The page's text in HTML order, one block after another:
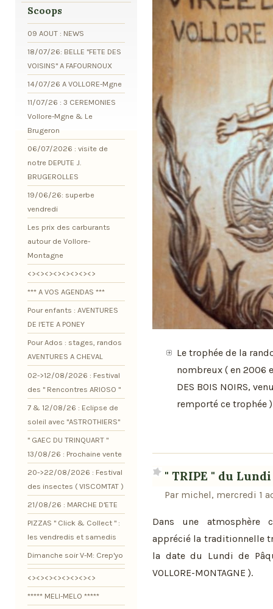
Le trophée de la
nombreux ( en 2006
DES BOIS NOIRS,
remporté ce trophée )
" TRIPE " du
Par michel, mercredi 1
Dans une atmosphère
apprécié la traditionnelle
la date du Lundi de
VOLLORE-MONTAGNE ).
Scoops
09 AOUT : NEWS
18/07/26: BELLE "FETE DES
VOISINS" A FAFOURNOUX
14/07/26 A VOLLORE-Mgne
11/07/26 : 3 CEREMONIES
Vollore-Mgne & Le
Brugeron
06/07/2026 : visite de
notre DEPUTE J.
BRUGEROLLES
19/06/26: superbe
vendredi
Les prix des carburants
autour de Vollore-
Montagne
<><><><><><><><>
*** A VOS AGENDAS ***
Pour enfants : AVENTURES
DE l'ETE A PONEY
Pour Ados : stages, randos
AVENTURES A CHEVAL
02->12/08/2026 : Festival
des " Rencontres ARIOSO "
7 & 12/08/26 : Eclipse de
soleil avec "ASTROTHIERS"
" GAEC DU TRINQUART "
13/08/26 : Prochaine vente
20->22/08/2026 : Festival
des insectes ( VISCOMTAT )
21/08/26 : MARCHE D'ETE
PIZZAS " Click & Collect " :
les vendredis et samedis
Dimanche soir V-M: Crep'yo
<><><><><><><><>
***** MELI-MELO *****